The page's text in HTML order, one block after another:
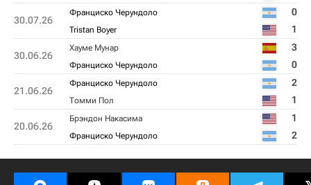
30.07.26
Франциско Черундоло 0
Tristan Boyer 1
30.06.26
Хауме Мунар 3
Франциско Черундоло 0
21.06.26
Франциско Черундоло 2
Томми Пол 1
20.06.26
Брэндон Накаcима 1
Франциско Черундоло 2